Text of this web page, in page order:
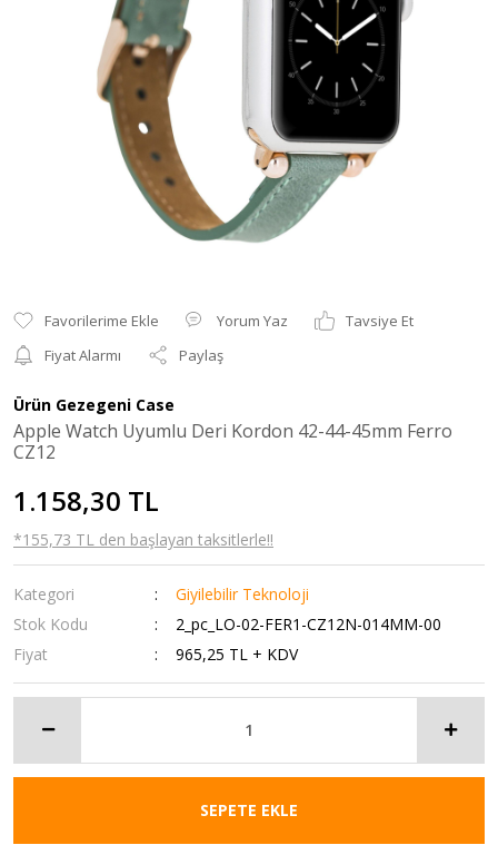
Yorum Yaz
Tavsiye Et
Fiyat Alarmı
Paylaş
Ürün Gezegeni Case
Apple Watch Uyumlu Deri Kordon 42-44-45mm Ferro
CZ12
1.158,30 TL
*155,73 TL den başlayan taksitlerle!!
Kategori
Giyilebilir Teknoloji
Stok Kodu
2_pc_LO-02-FER1-CZ12N-014MM-00
Fiyat
965,25 TL + KDV
SEPETE EKLE